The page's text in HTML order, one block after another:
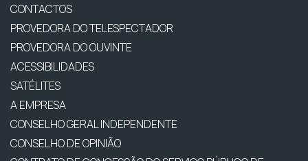
CONTACTOS
PROVEDORA DO TELESPECTADOR
PROVEDORA DO OUVINTE
ACESSIBILIDADES
SATÉLITES
A EMPRESA
CONSELHO GERAL INDEPENDENTE
CONSELHO DE OPINIÃO